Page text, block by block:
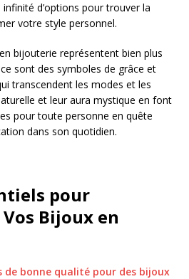
d’options pour trouver la
votre style personnel.
bijouterie représentent bien plus
sont des symboles de grâce et
transcendent les modes et les
et leur aura mystique en font
pour toute personne en quête
dans son quotidien.
pour
Bijoux en
de bonne qualité pour des bijoux